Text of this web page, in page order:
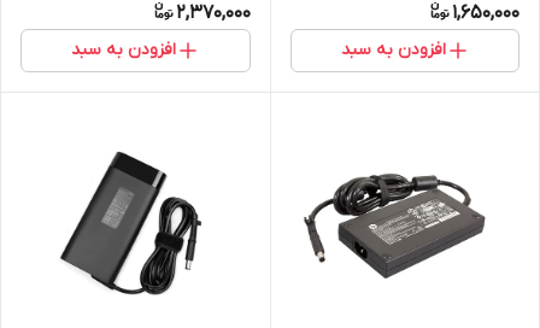
1,650,000
افزودن به سبد
2,370,000
افزودن به سبد